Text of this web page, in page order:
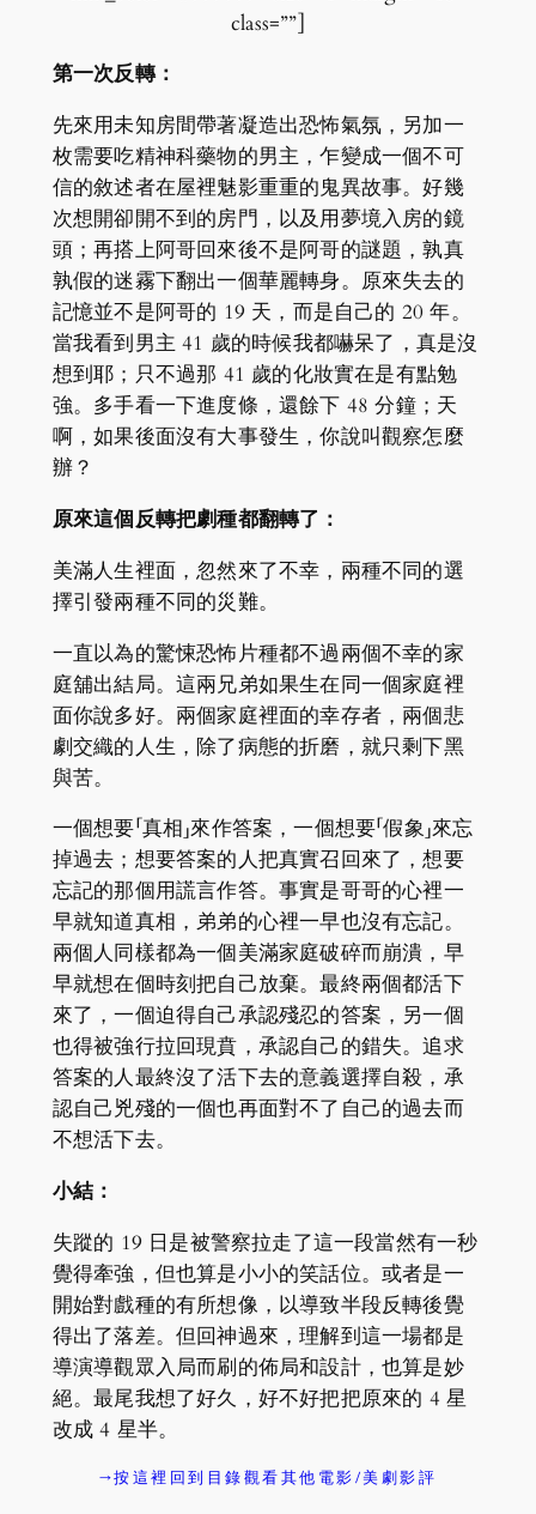
class=””]
第一次反轉：
先來用未知房間帶著凝造出恐怖氣氛，另加一
枚需要吃精神科藥物的男主，乍變成一個不可
信的敘述者在屋裡魅影重重的鬼異故事。好幾
次想開卻開不到的房門，以及用夢境入房的鏡
頭；再搭上阿哥回來後不是阿哥的謎題，孰真
孰假的迷霧下翻出一個華麗轉身。原來失去的
記憶並不是阿哥的 19 天，而是自己的 20 年。
當我看到男主 41 歲的時候我都嚇呆了，真是沒
想到耶；只不過那 41 歲的化妝實在是有點勉
強。多手看一下進度條，還餘下 48 分鐘；天
啊，如果後面沒有大事發生，你說叫觀察怎麼
辦？
原來這個反轉把劇種都翻轉了：
美滿人生裡面，忽然來了不幸，兩種不同的選
擇引發兩種不同的災難。
一直以為的驚悚恐怖片種都不過兩個不幸的家
庭舖出結局。這兩兄弟如果生在同一個家庭裡
面你說多好。兩個家庭裡面的幸存者，兩個悲
劇交織的人生，除了病態的折磨，就只剩下黑
與苦。
一個想要「真相」來作答案，一個想要「假象」來忘
掉過去；想要答案的人把真實召回來了，想要
忘記的那個用謊言作答。事實是哥哥的心裡一
早就知道真相，弟弟的心裡一早也沒有忘記。
兩個人同樣都為一個美滿家庭破碎而崩潰，早
早就想在個時刻把自己放棄。最終兩個都活下
來了，一個迫得自己承認殘忍的答案，另一個
也得被強行拉回現賁，承認自己的錯失。追求
答案的人最終沒了活下去的意義選擇自殺，承
認自己兇殘的一個也再面對不了自己的過去而
不想活下去。
小結：
失蹤的 19 日是被警察拉走了這一段當然有一秒
覺得牽強，但也算是小小的笑話位。或者是一
開始對戲種的有所想像，以導致半段反轉後覺
得出了落差。但回神過來，理解到這一場都是
導演導觀眾入局而刷的佈局和設計，也算是妙
絕。最尾我想了好久，好不好把把原來的 4 星
改成 4 星半。
→按這裡回到目錄觀看其他電影/美劇影評